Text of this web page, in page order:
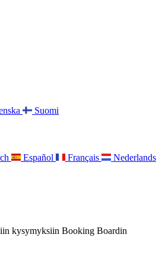
Suomi
Español Français
Nederlands
kysymyksiin Booking Boardin